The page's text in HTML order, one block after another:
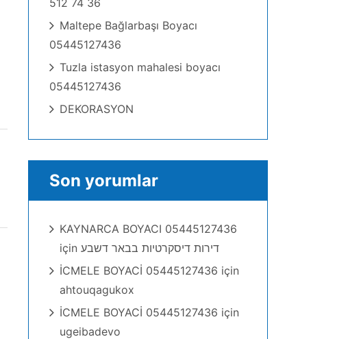
512 74 36
Maltepe Bağlarbaşı Boyacı
05445127436
Tuzla istasyon mahalesi boyacı
05445127436
DEKORASYON
Son yorumlar
KAYNARCA BOYACI 05445127436
için דירות דיסקרטיות בבאר דשבע
İCMELE BOYACİ 05445127436 için
ahtouqagukox
İCMELE BOYACİ 05445127436 için
ugeibadevo